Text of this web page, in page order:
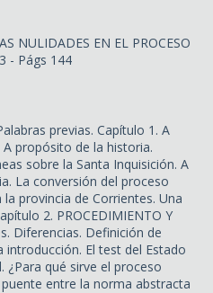
NULIDADES EN EL PROCESO
- Págs 144
previas. Capítulo 1. A
A propósito de la historia.
sobre la Santa Inquisición. A
La conversión del proceso
provincia de Corrientes. Una
2. PROCEDIMIENTO Y
Diferencias. Definición de
introducción. El test del Estado
¿Para qué sirve el proceso
entre la norma abstracta